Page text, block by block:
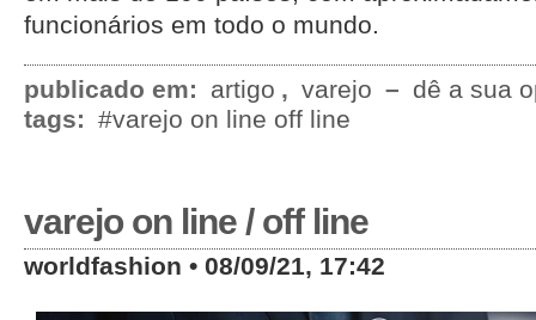
funcionários em todo o mundo.
publicado em: artigo , varejo – dê a sua
tags: #varejo on line off line
varejo on line / off line
worldfashion • 08/09/21, 17:42